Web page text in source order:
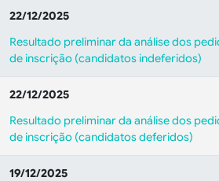
22/12/2025
Resultado preliminar da análise dos
de inscrição (candidatos indeferidos)
22/12/2025
Resultado preliminar da análise dos
de inscrição (candidatos deferidos)
19/12/2025